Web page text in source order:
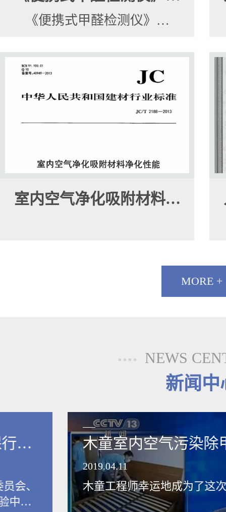
《便携式甲醛检测仪》…
室内空气净化吸附材料…
MORE +
NEWS
新闻中
业
会、
中
木童室内空气污染
领健康新生活
2019.04.11
木童工程师幸运地成为了这